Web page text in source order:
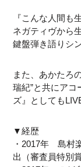
『こんな人間も
ネガティヴから
鍵盤弾き語りシ
また、あかたろ
瑞紀”と共にア
ズ』としても
▼経歴
・2017年 島村
出（審査員特別